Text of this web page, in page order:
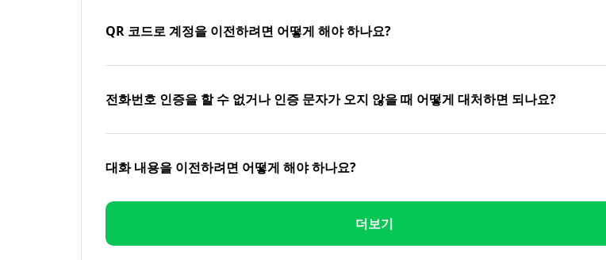
QR 코드로 계정을 이전하려면 어떻게 해야 하나요?
전화번호 인증을 할 수 없거나 인증 문자가 오지 않을 때 어떻게 대처하면 되나요?
대화 내용을 이전하려면 어떻게 해야 하나요?
더보기